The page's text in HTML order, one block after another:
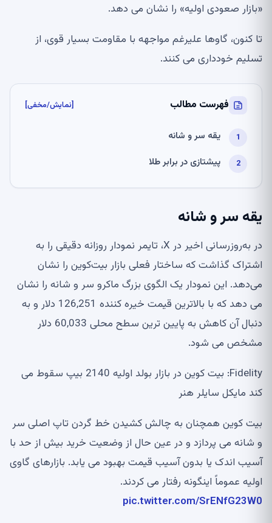
«بازار صعودی اولیه» را نشان می دهد.
تا کنون، گاوها علیرغم مواجهه با مقاومت بسیار قوی، از
تسلیم خودداری می کنند.
فهرست مطالب [نمایش/مخفی]
یقه سر و شانه
پیشتازی در برابر طلا
یقه سر و شانه
در به‌روزرسانی اخیر در X، تایمر نمودار روزانه دقیقی را به
اشتراک گذاشت که ساختار فعلی بازار بیت‌کوین را نشان
می‌دهد. این نمودار یک الگوی بزرگ ماکرو سر و شانه را نشان
می دهد که با بالاترین قیمت خیره کننده 126,251 دلار و به
دنبال آن کاهش به پایین ترین سطح محلی 60,033 دلار
مشخص می شود.
Fidelity: بیت کوین در بازار بولد اولیه 2140 بیپ سقوط می
کند مایکل سایلر هنر
بیت کوین همچنان به چالش کشیدن خط گردن تاپ اصلی سر
و شانه می پردازد و در عین حال از وضعیت خرید بیش از حد با
آسیب اندک یا بدون آسیب قیمت بهبود می یابد. بازارهای گاوی
اولیه عموماً اینگونه رفتار می کردند.
pic.twitter.com/SrENfG23W0